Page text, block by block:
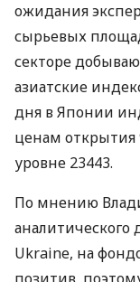
ожидания
сырьевых
секторе
азиатские
дня в Японии
ценам открытия
уровне 23443.
По мнению
аналитического
Ukraine, на